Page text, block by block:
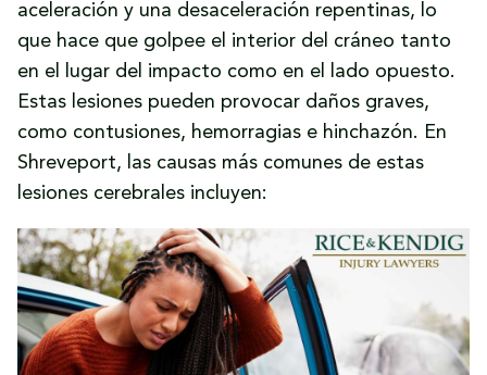
aceleración y una desaceleración repentinas, lo
que hace que golpee el interior del cráneo tanto
en el lugar del impacto como en el lado opuesto.
Estas lesiones pueden provocar daños graves,
como contusiones, hemorragias e hinchazón. En
Shreveport, las causas más comunes de estas
lesiones cerebrales incluyen: